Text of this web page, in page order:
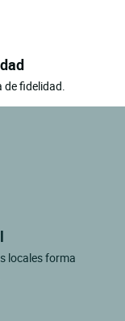
de fidelidad.
locales forma